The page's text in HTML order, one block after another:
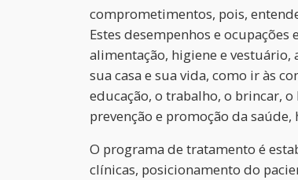
comprometimentos, pois,
Estes desempenhos e
alimentação, higiene e
sua casa e sua vida, como ir às
educação, o trabalho, o brincar,
prevenção e promoção da
O programa de tratamento é
clínicas, posicionamento do